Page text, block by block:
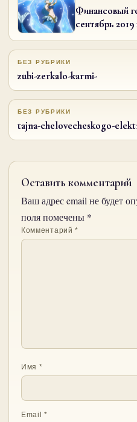
Финансовый
сентябрь
БЕЗ РУБРИКИ
zubi-zerkalo-karmi-
БЕЗ РУБРИКИ
tajna-chelovecheskogo-
Оставить комментарий
Ваш адрес email не будет
поля помечены *
Комментарий*
Имя *
Email*